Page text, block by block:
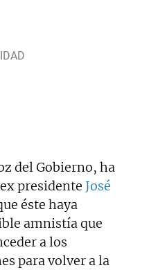
del Gobierno, ha
presidente José
éste haya
amnistía que
a los
para volver a la